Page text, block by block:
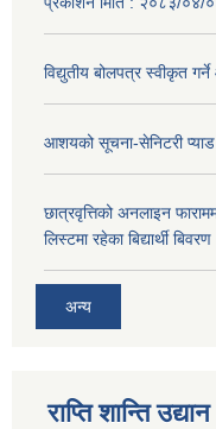
विद्युतीय बोलपत्र स्वीकृत
आशयको सूचना-सेनिटरी प्याड
छात्रवृत्तिको अनलाइन
लिस्टमा रहेका बिद्यार्थी बिवरण
अन्य
राप्ति शान्ति उद्यान